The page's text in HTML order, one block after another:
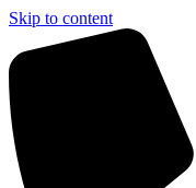
Skip to content